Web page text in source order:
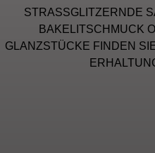
STRASSGLITZERNDE
BAKELITSCHMUCK
GLANZSTÜCKE FINDEN